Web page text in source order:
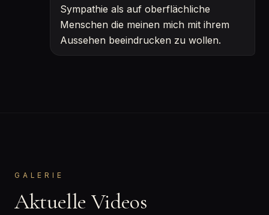
Sympathie als auf oberflächliche
Menschen die meinen mich mit ihrem
Aussehen beeindrucken zu wollen.
GALERIE
Aktuelle Videos